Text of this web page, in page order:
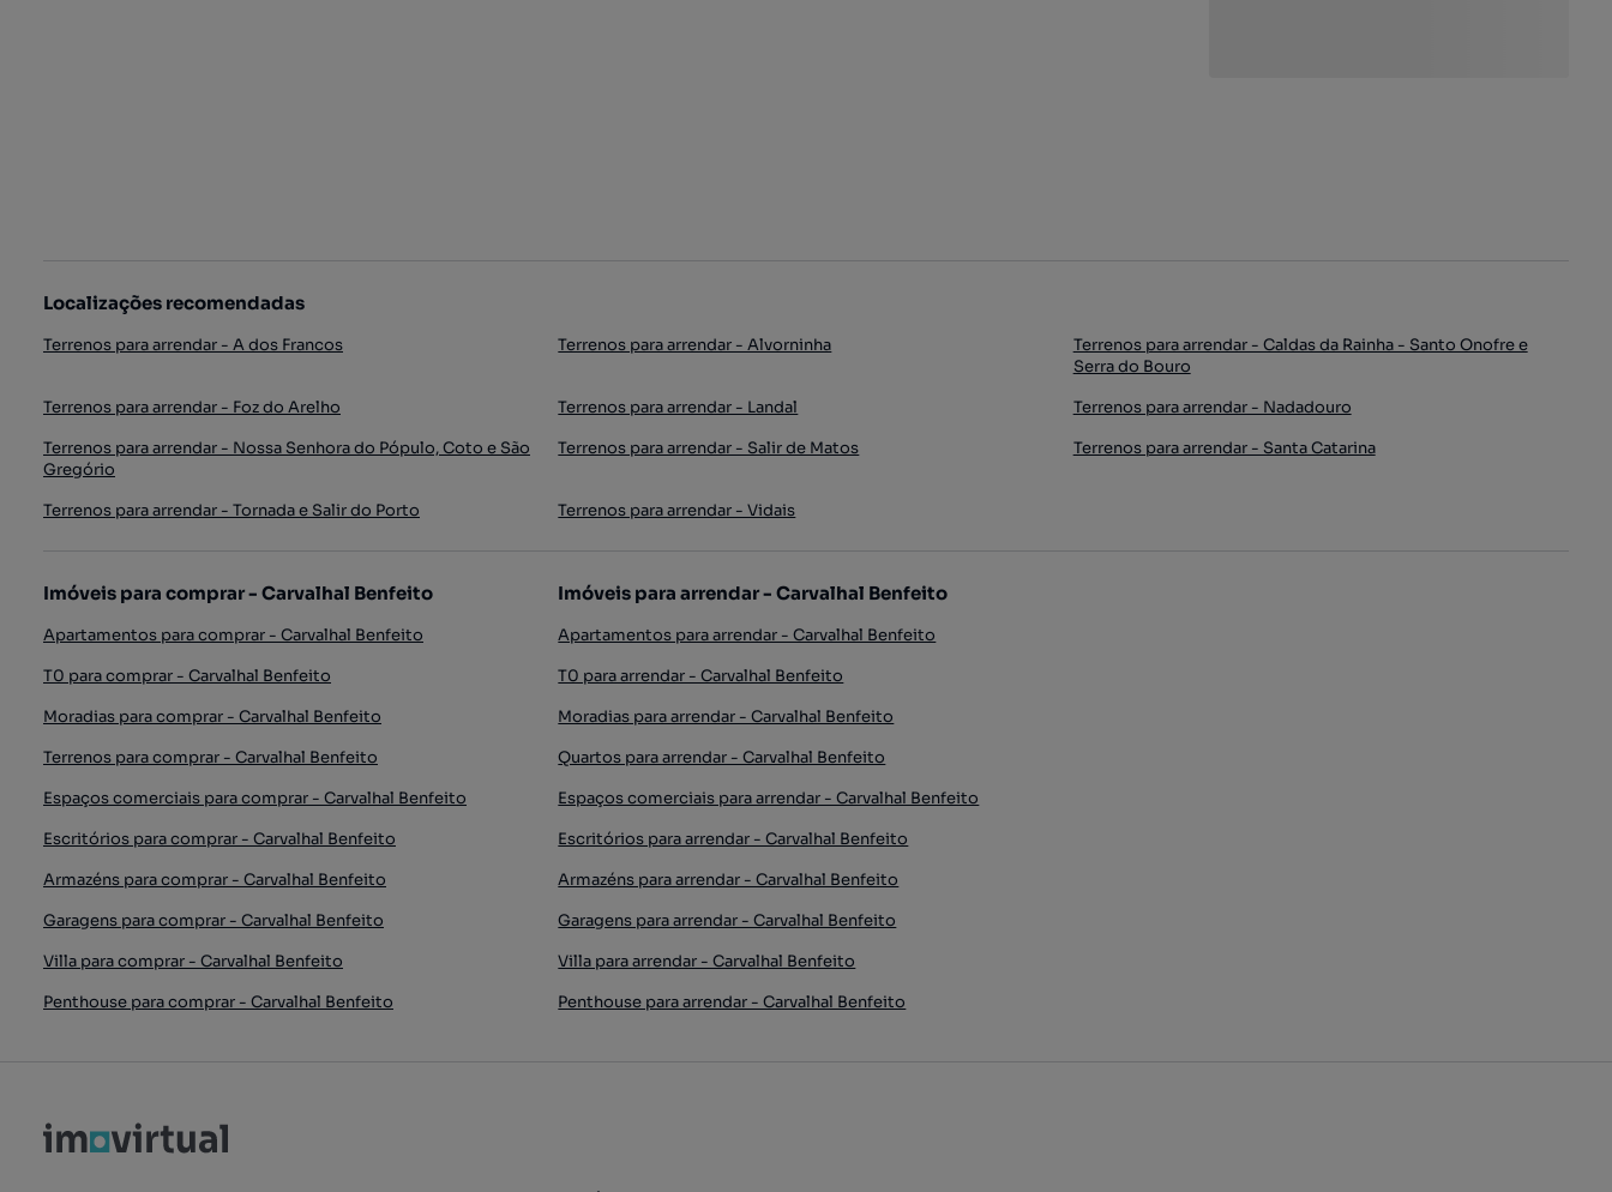
Localizações recomendadas
Terrenos para arrendar - A dos Francos Terrenos para arrendar - Alvorninha
Terrenos para arrendar - Caldas da Rainha - Santo Onofre e
Serra do Bouro
Terrenos para arrendar - Foz do Arelho
Terrenos para arrendar - Landal
Terrenos para arrendar - Nadadouro
Terrenos para arrendar - Nossa Senhora do Pópulo, Coto e São
Gregório
Terrenos para arrendar - Salir de Matos Terrenos para arrendar - Santa Catarina
Terrenos para arrendar - Tornada e Salir do Porto Terrenos para arrendar - Vidais
Imóveis para comprar - Carvalhal Benfeito
Apartamentos para comprar - Carvalhal Benfeito
T0 para comprar - Carvalhal Benfeito
Moradias para comprar - Carvalhal Benfeito
Terrenos para comprar - Carvalhal Benfeito
Espaços comerciais para comprar - Carvalhal Benfeito
Escritórios para comprar - Carvalhal Benfeito
Armazéns para comprar - Carvalhal Benfeito
Garagens para comprar - Carvalhal Benfeito
Villa para comprar - Carvalhal Benfeito
Penthouse para comprar - Carvalhal Benfeito
Imóveis para arrendar - Carvalhal Benfeito
Apartamentos para arrendar - Carvalhal Benfeito
T0 para arrendar - Carvalhal Benfeito
Moradias para arrendar - Carvalhal Benfeito
Quartos para arrendar - Carvalhal Benfeito
Espaços comerciais para arrendar - Carvalhal Benfeito
Escritórios para arrendar - Carvalhal Benfeito
Armazéns para arrendar - Carvalhal Benfeito
Garagens para arrendar - Carvalhal Benfeito
Villa para arrendar - Carvalhal Benfeito
Penthouse para arrendar - Carvalhal Benfeito